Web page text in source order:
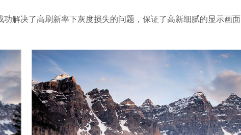
解决了高刷新率下灰度损失的问题，保证了高新细腻的显示画面